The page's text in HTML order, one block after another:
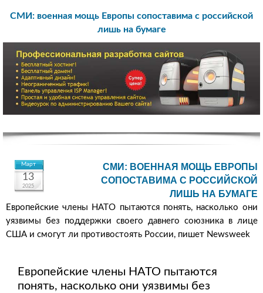
СМИ: военная мощь Европы сопоставима с российской
лишь на бумаге
Март
13
2025
СМИ: ВОЕННАЯ МОЩЬ ЕВРОПЫ
СОПОСТАВИМА С РОССИЙСКОЙ
ЛИШЬ НА БУМАГЕ
Европейские члены НАТО пытаются понять, насколько они
уязвимы без поддержки своего давнего союзника в лице
США и смогут ли противостоять России, пишет Newsweek
Европейские члены НАТО пытаются
понять, насколько они уязвимы без